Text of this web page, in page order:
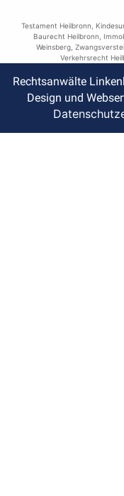
Testament Heilbronn
Baurecht Heilbronn
Weinsberg
Verkehrsrecht
Rechtsanwälte
Design und